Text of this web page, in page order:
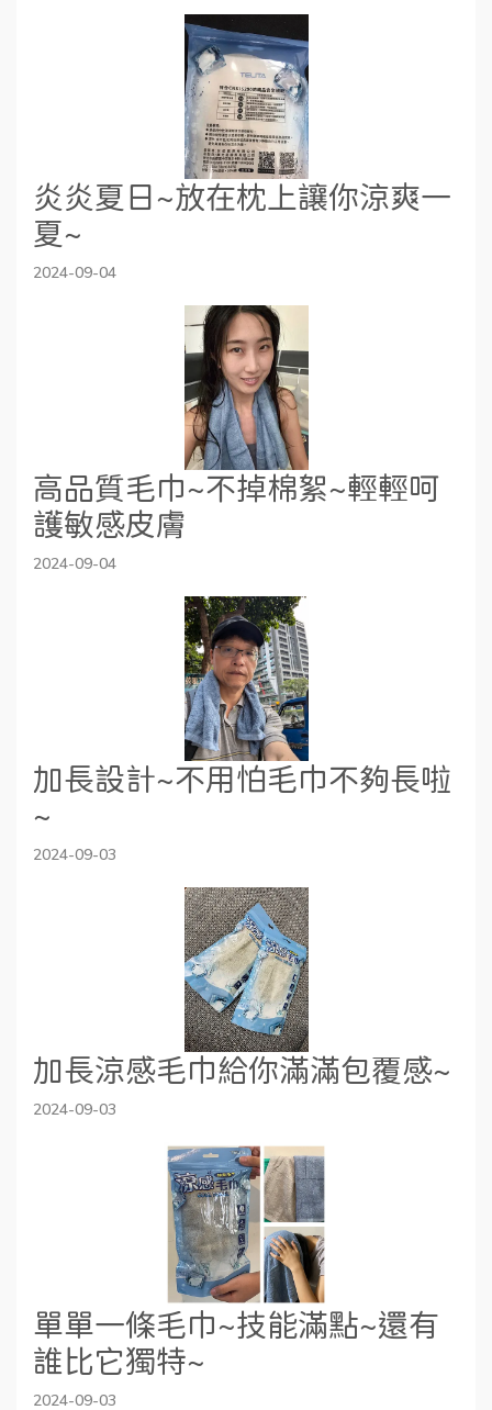
炎炎夏日~放在枕上讓你涼爽一
夏~
2024-09-04
高品質毛巾~不掉棉絮~輕輕呵
護敏感皮膚
2024-09-04
加長設計~不用怕毛巾不夠長啦
~
2024-09-03
加長涼感毛巾給你滿滿包覆感~
2024-09-03
單單一條毛巾~技能滿點~還有
誰比它獨特~
2024-09-03